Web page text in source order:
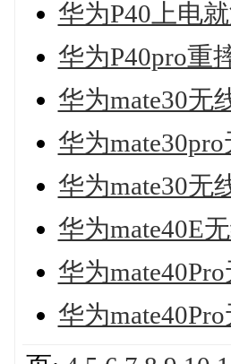
华为P40上电
华为P40pro重
华为mate30无
华为
华为mate30无
华为mate40E
华为
华为